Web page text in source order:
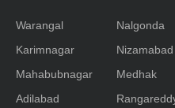
Warangal
Karimnagar
Mahabubnagar
Adilabad
Nalgonda
Nizamabad
Medhak